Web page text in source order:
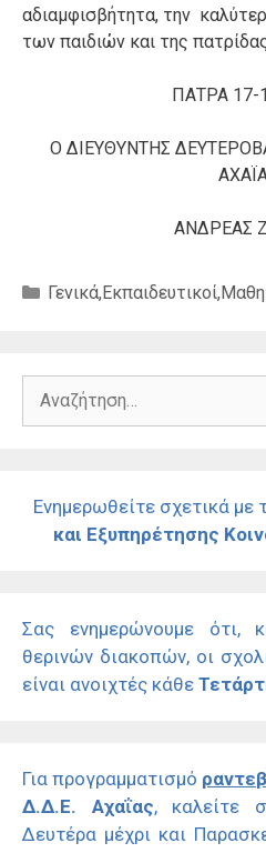
αδιαμφισβήτητα, την
των παιδιών και της
ΠΑΤΡΑ 17-
Ο ΔΙΕΥΘΥΝΤΗΣ
ΑΝΔΡΕΑΣ
Κατηγορίες
Γενικά,Εκπαιδευτικοί,
Αναζήτηση
Ενημερωθείτε σχετικά με
και Εξυπηρέτησης
Σας ενημερώνουμε ότι,
θερινών διακοπών, οι
είναι ανοιχτές κάθε
Για προγραμματισμό
Δ.Δ.Ε. Αχαΐας, καλείτε
Δευτέρα μέχρι και